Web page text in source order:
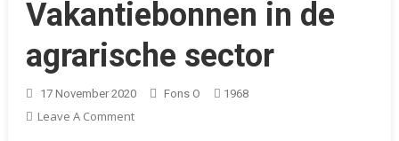
Vakantiebonnen in de
agrarische sector
17 November 2020 Fons O 1968
Leave A CommentOn